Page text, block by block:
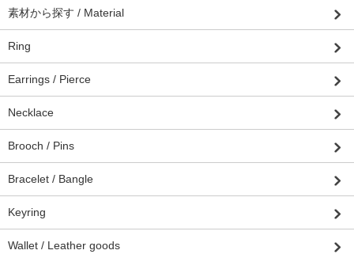
素材から探す / Material
Ring
Earrings / Pierce
Necklace
Brooch / Pins
Bracelet / Bangle
Keyring
Wallet / Leather goods